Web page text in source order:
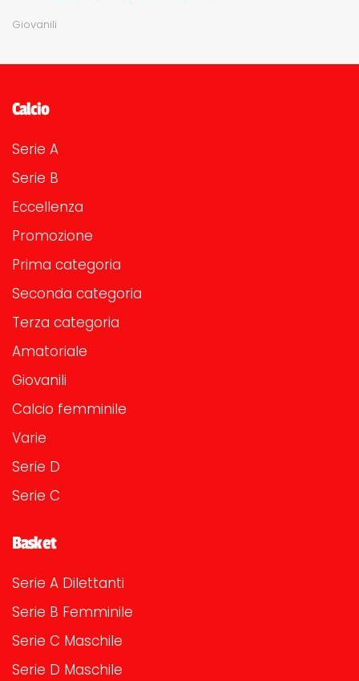
Giovanili
Calcio
Serie A
Serie B
Eccellenza
Promozione
Prima categoria
Seconda categoria
Terza categoria
Amatoriale
Giovanili
Calcio femminile
Varie
Serie D
Serie C
Basket
Serie A Dilettanti
Serie B Femminile
Serie C Maschile
Serie D Maschile